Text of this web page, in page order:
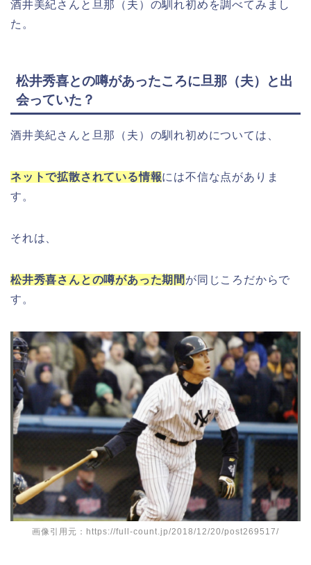
酒井美紀さんと旦那（夫）の馴れ初めを調べてみまし
た。
松井秀喜との噂があったころに旦那（夫）と出
会っていた？
酒井美紀さんと旦那（夫）の馴れ初めについては、
ネットで拡散されている情報には不信な点がありま
す。
それは、
松井秀喜さんとの噂があった期間 が同じころだからで
す。
画像引用元：https://full-count.jp/2018/12/20/post269517/